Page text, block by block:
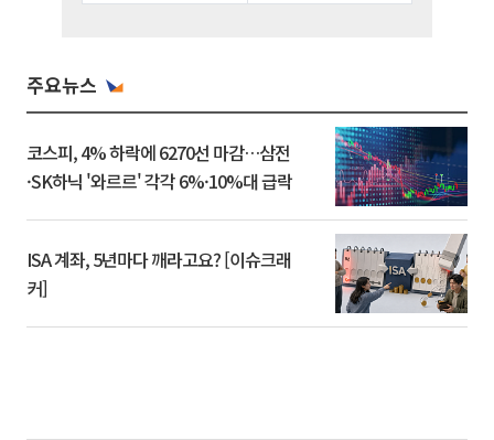
주요뉴스
코스피, 4% 하락에 6270선 마감…삼전
·SK하닉 '와르르' 각각 6%·10%대 급락
ISA 계좌, 5년마다 깨라고요? [이슈크래
커]